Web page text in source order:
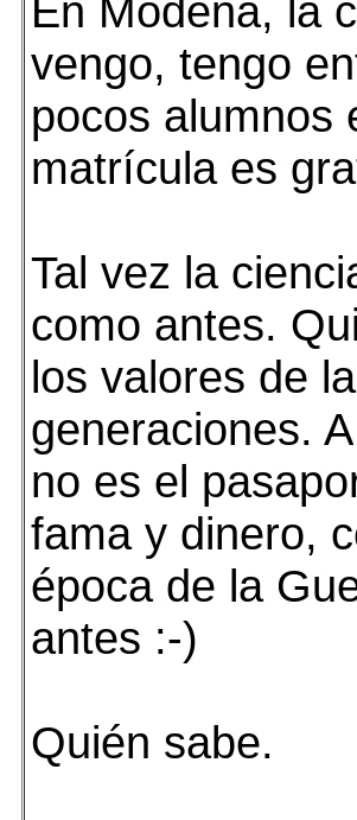
En Modena, la
vengo, tengo
pocos alumnos
matrícula es
Tal vez la
como antes.
los valores de
generaciones.
no es el
fama y dinero,
época de la
antes :-)
Quién sabe.